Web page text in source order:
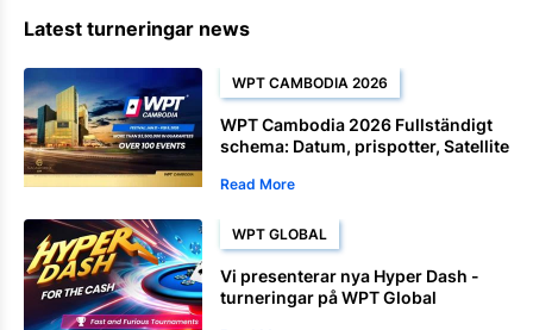
Latest turneringar news
WPT CAMBODIA 2026
WPT Cambodia 2026 Fullständigt
schema: Datum, prispotter, Satellite
Read More
WPT GLOBAL
Vi presenterar nya Hyper Dash -
turneringar på WPT Global